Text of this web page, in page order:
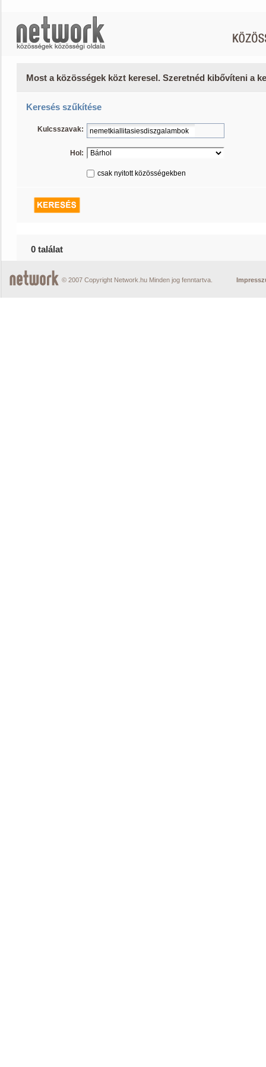
Most a közösségek közt keresel. Szeretnéd kibővíteni a
Keresés szűkítése
Kulcsszavak:
Hol:
csak nyitott közösségekben
0 találat
© 2007 Copyright Network.hu Minden jog fenntartva.